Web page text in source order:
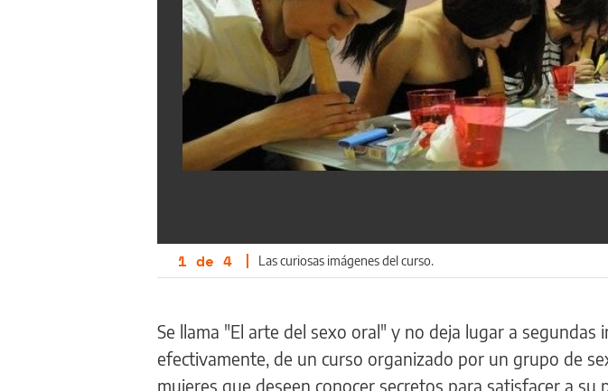
1 de 4 | Las curiosas imágenes del curso.
Se llama "El arte del sexo oral" y no deja lugar a segundas
efectivamente, de un curso organizado por un grupo de
mujeres que deseen conocer secretos para satisfacer a su